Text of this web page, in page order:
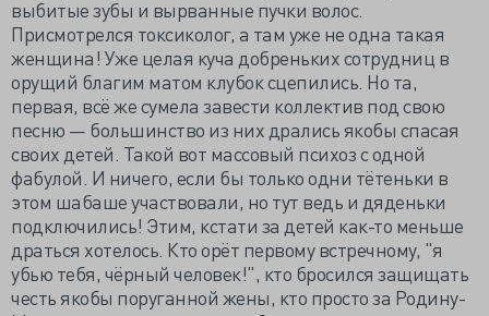
выбитые зубы и вырванные пучки волос.
Присмотрелся токсиколог, а там уже не одна такая
женщина! Уже целая куча добреньких сотрудниц в
орущий благим матом клубок сцепились. Но та,
первая, всё же сумела завести коллектив под свою
песню — большинство из них дрались якобы спасая
своих детей. Такой вот массовый психоз с одной
фабулой. И ничего, если бы только одни тётеньки в
этом шабаше участвовали, но тут ведь и дяденьки
подключились! Этим, кстати за детей как-то меньше
драться хотелось. Кто орёт первому встречному, "я
убью тебя, чёрный человек!", кто бросился защищать
честь якобы поруганной жены, кто просто за Родину-